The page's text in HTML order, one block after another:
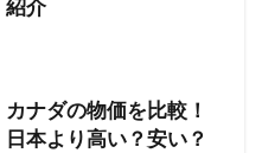
紹介
カナダの物価を比較！
日本より高い？安い？